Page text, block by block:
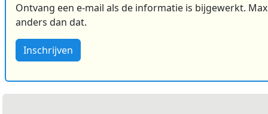
Ontvang een e-mail als de informatie is bijgewerkt.
anders dan dat.
Inschrijven